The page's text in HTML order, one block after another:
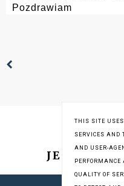
Pozdrawiam
JESTEM
THIS SITE USES
SERVICES AND
AND USER-
PERFORMANCE
QUALITY OF